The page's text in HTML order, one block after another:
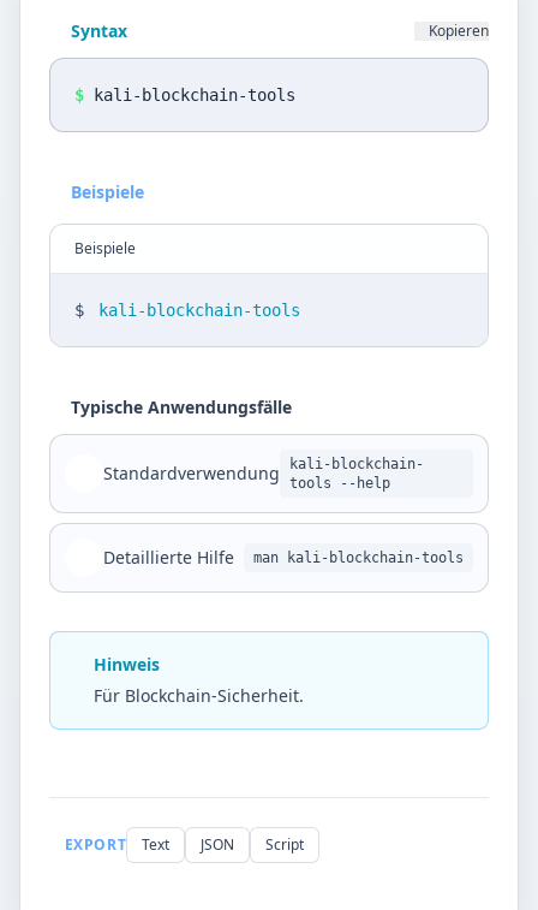
DE EN
Syntax Kopieren
$ kali-blockchain-tools
Beispiele
Beispiele
$ kali-blockchain-tools
Typische Anwendungsfälle
Standardverwendung
kali-blockchain-
tools --help
Detaillierte Hilfe man kali-blockchain-tools
Hinweis
Für Blockchain-Sicherheit.
EXPORT Text JSON Script